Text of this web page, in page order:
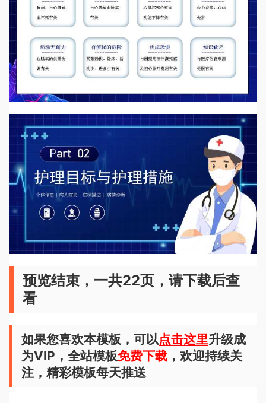
预览结束，一共22页，请下载后查
看
如果您喜欢本模板，可以点击这里升级成
为VIP，全站模板免费下载 ，欢迎持续关
注，精彩模板每天推送